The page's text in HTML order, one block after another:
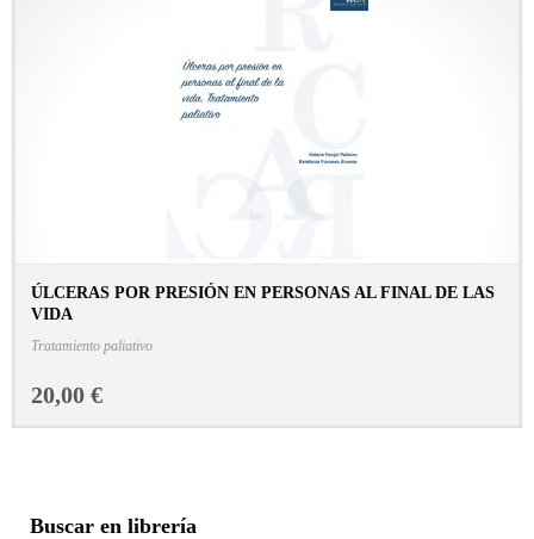
ÚLCERAS POR PRESIÓN EN PERSONAS AL FINAL DE LAS
VIDA
Tratamiento paliativo
20,00 €
Buscar en librería